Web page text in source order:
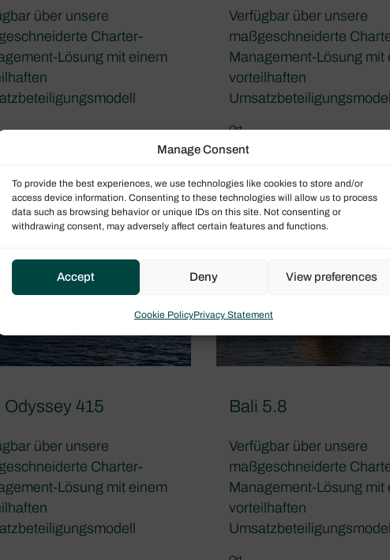
Manage Consent
To provide the best experiences, we use technologies like cookies to store and/or
access device information. Consenting to these technologies will allow us to process
data such as browsing behavior or unique IDs on this site. Not consenting or
withdrawing consent, may adversely affect certain features and functions.
Accept Deny View preferences
Cookie PolicyPrivacy Statement
über unsere
Charter-
Lösung mit einem
Performance
Verfügbar über unsere
maßgeschneiderte
Management-Lösung mit
vorteilhaften
Umsatzbeteiligungsmodell
Ort
Karibik
Das Programm
Odyssey 415
über unsere
Charter-
Lösung mit einem
Bali 5.8
Verfügbar über unsere
maßgeschneiderte
Management-Lösung mit
vorteilhaften